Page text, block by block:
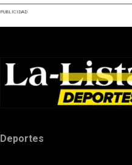
PUBLICIDAD
Deportes